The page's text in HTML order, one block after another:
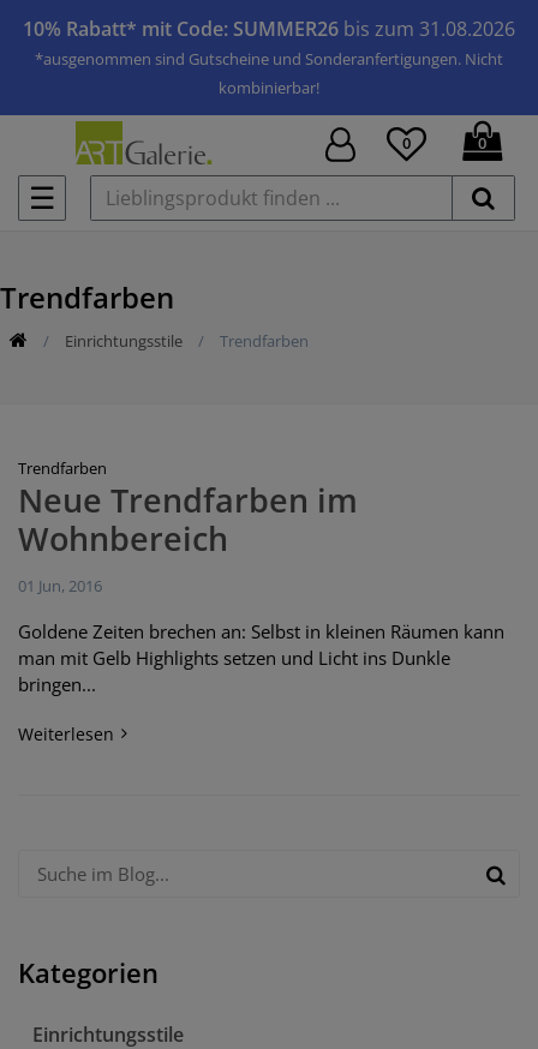
10% Rabatt* mit Code: SUMMER26 bis zum 31.08.2026
*ausgenommen sind Gutscheine und Sonderanfertigungen. Nicht
kombinierbar!
☰
0 0
Trendfarben
Einrichtungsstile Trendfarben
Trendfarben
Neue Trendfarben im
Wohnbereich
01 Jun, 2016
Goldene Zeiten brechen an: Selbst in kleinen Räumen kann
man mit Gelb Highlights setzen und Licht ins Dunkle
bringen...
Weiterlesen
Kategorien
Einrichtungsstile